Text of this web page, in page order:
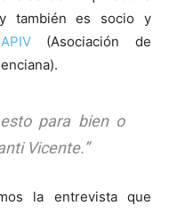
también es socio y
APIV(Asociación de
para bien o
Vicente.”
la entrevista que